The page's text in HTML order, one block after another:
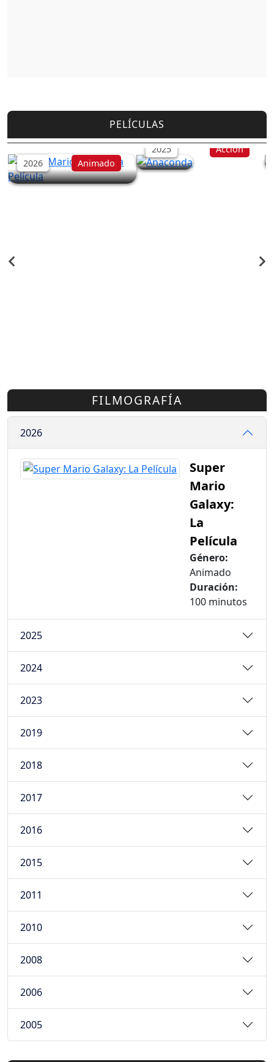
PELÍCULAS
Super Mario Galaxy: La
Película
2026 Animado
Anaconda
2025 Acción
FILMOGRAFÍA
2026
Super
Mario
Galaxy:
La
Película
Género:
Animado
Duración:
100 minutos
2025
2024
2023
2019
2018
2017
2016
2015
2011
2010
2008
2006
2005